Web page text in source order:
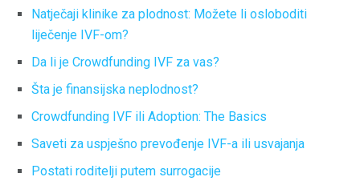
Natječaji klinike za plodnost: Možete li osloboditi
liječenje IVF-om?
Da li je Crowdfunding IVF za vas?
Šta je finansijska neplodnost?
Crowdfunding IVF ili Adoption: The Basics
Saveti za uspješno prevođenje IVF-a ili usvajanja
Postati roditelji putem surrogacije